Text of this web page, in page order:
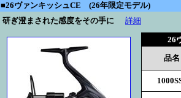
■26ヴァンキッシュCE (26年限定モデル)
研ぎ澄まされた感度をその手に
詳細
26
品名